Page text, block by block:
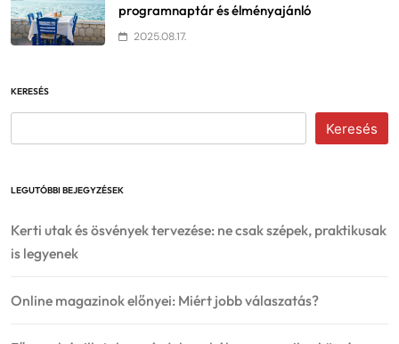
programnaptár és élményajánló
2025.08.17.
KERESÉS
Keresés
LEGUTÓBBI BEJEGYZÉSEK
Kerti utak és ösvények tervezése: ne csak szépek, praktikusak
is legyenek
Online magazinok előnyei: Miért jobb válaszatás?